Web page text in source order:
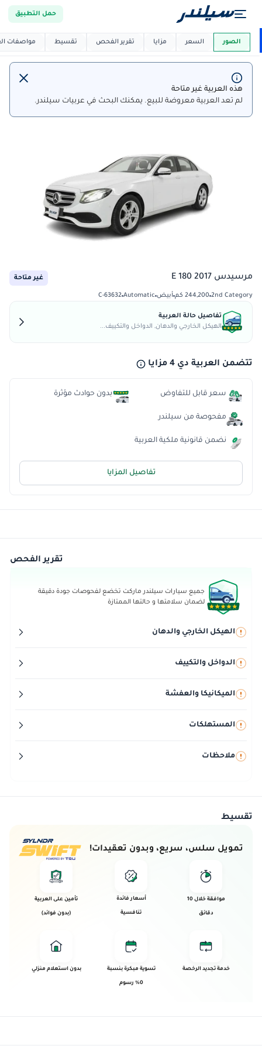
حمل التطبيق
العربية دي ماركت
هذه العربية غير متاحة
لم تعد العربية معروضة للبيع. يمكنك البحث في عربيات سيلندر.
مرسيدس E 180 2017 غير متاحة
2nd Category 244,200 كم أبيض Automatic
C-63632
تفاصيل حالة العربية
الهيكل الخارجي والدهان, الدواخل والتكييف...
تتضمن العربية دي 4 مزايا
سعر قابل للتفاوض
مفحوصة من سيلندر
نضمن قانونية ملكية العربية
بدون حوادث مؤثرة
تفاصيل المزايا
الصور السعر مزايا تقرير الفحص تقسيط مواصفات
تقرير الفحص
جميع سيارات سيلندر ماركت تخضع لفحوصات جودة دقيقة
لضمان سلامتها و حالتها الممتازة
الهيكل الخارجي والدهان
الدواخل والتكييف
الميكانيكا والعفشة
المستهلكات
ملاحظات
تقسيط
تمويل سلس، سريع، وبدون تعقيدات!
موافقة خلال 10
دقائق
أسعار فائدة
تنافسية
تأمين على العربية
(بدون فوائد)
خدمة تجديد الرخصة تسوية مبكرة بنسبة
0% رسوم
بدون استعلام منزلي